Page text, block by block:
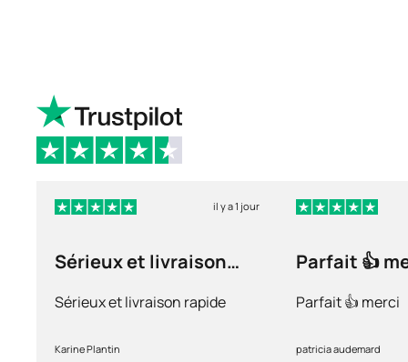
il y a 1 jour
Sérieux et livraison
Sérieux et livraison rapide
Karine Plantin
Parfait 👍
Parfait 👍 merci
patricia audemard